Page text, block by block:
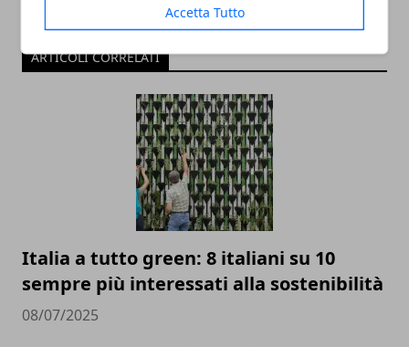
Accetta Tutto
ARTICOLI CORRELATI
Italia a tutto green: 8 italiani su 10
sempre più interessati alla sostenibilità
08/07/2025